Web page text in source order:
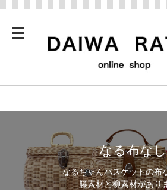
なる布なし
なるちゃんバスケットの布
籐素材と柳素材があり